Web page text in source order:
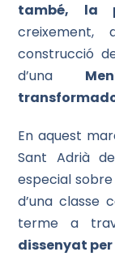
també, la
construcció
d’una
En aquest
Sant Adrià
especial
d’una classe
terme a
dissenyat